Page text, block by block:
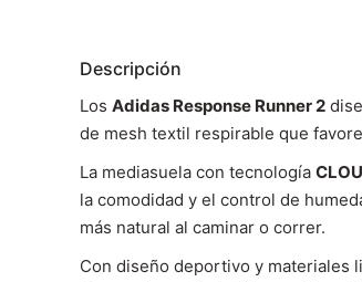
Descripción
Los Adidas Response Runner 2
de mesh textil respirable que
La mediasuela con tecnología
la comodidad y el control de
más natural al caminar o correr.
Con diseño deportivo y materiales